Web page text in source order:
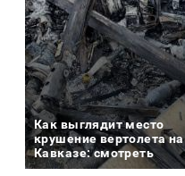
Как выглядит место
крушение вертолета на
Кавказе: смотреть